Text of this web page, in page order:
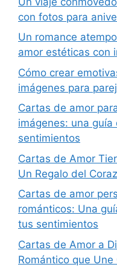
con fotos para
Un romance
amor estéticas con
Cómo crear
imágenes para
Cartas de amor
imágenes: una
sentimientos
Cartas de Amor
Un Regalo del
Cartas de amor
románticos: Una
tus sentimientos
Cartas de Amor a
Romántico que